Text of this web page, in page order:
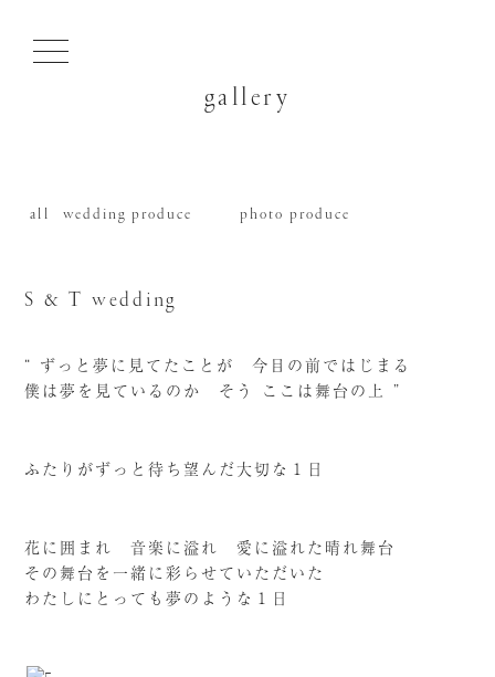
gallery
all wedding produce photo produce
S & T wedding
“ ずっと夢に見てたことが 今目の前ではじまる
僕は夢を見ているのか そう ここは舞台の上 ”
ふたりがずっと待ち望んだ大切な１日
花に囲まれ 音楽に溢れ 愛に溢れた晴れ舞台
その舞台を一緒に彩らせていただいた
わたしにとっても夢のような１日